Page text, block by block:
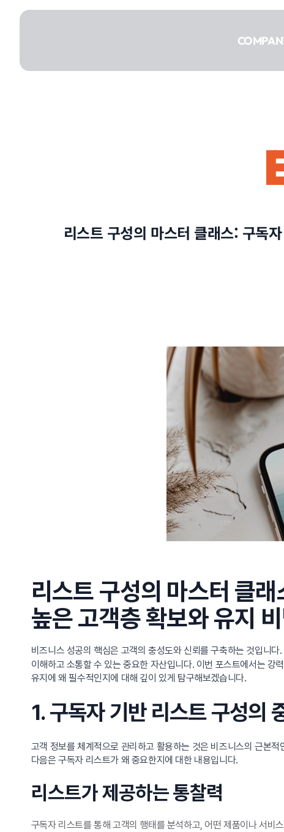
건너뛰기
PORTFOLIO
정부지원사업
리스트 구성의 마스터 클래스: 구독
리스트 구성의 마스터 클
높은 고객층 확보와 유지
비즈니스 성공의 핵심은 고객의 충성도와 신뢰를 구축하는 것입니
이해하고 소통할 수 있는 중요한 자산입니다. 이번 포스트에서는 강
유지에 왜 필수적인지에 대해 깊이 있게 탐구해보겠습니다.
1. 구독자 기반 리스트 구성의
고객 정보를 체계적으로 관리하고 활용하는 것은 비즈니스의 근본
다음은 구독자 리스트가 왜 중요한지에 대한 내용입니다.
리스트가 제공하는 통찰력
구독자 리스트를 통해 고객의 행태를 분석하고, 어떤 제품이나 서비